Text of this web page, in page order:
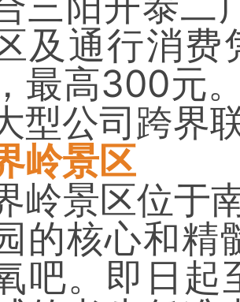
及通行消费
最高300元
型公司跨界
岭景区
岭景区位于
的核心和精
吧。即日起